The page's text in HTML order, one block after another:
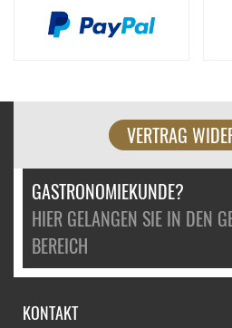
VERTRAG
GASTRONOMIEKUNDE?
HIER GELANGEN SIE IN DEN
BEREICH
KONTAKT